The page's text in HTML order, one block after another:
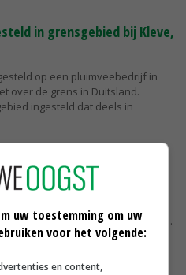
in grensgebied bij Kleve,
op een pluimveebedrijf in
over de grens in Duitsland.
ingesteld dat deels in
leghennen gedood
in de regio Groot-Polen
Bij dit bedrijf in het dorp
1,5 miljoen kippen worden...
uw toestemming om uw
voor het volgende:
en content,